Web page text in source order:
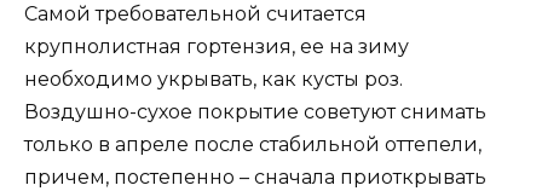
Самой требовательной считается
крупнолистная гортензия, ее на зиму
необходимо укрывать, как кусты роз.
Воздушно-сухое покрытие советуют снимать
только в апреле после стабильной оттепели,
причем, постепенно – сначала приоткрывать